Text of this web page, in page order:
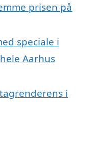
prisen på
speciale i
Aarhus
i